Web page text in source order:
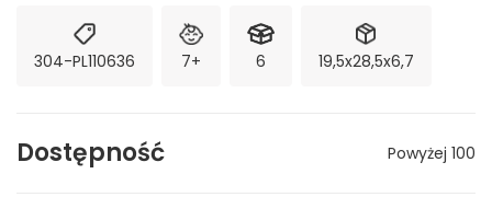
304-PL110636 7+ 6 19,5x28,5x6,7
Dostępność Powyżej 100